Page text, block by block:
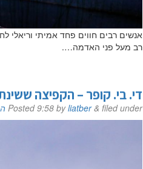
אנשים רבים חווים פחד אמיתי וריאלי
רב מעל פני האדמה….
די. בי. קופר – הקפיצה
Posted9:58 byliatber & filed under